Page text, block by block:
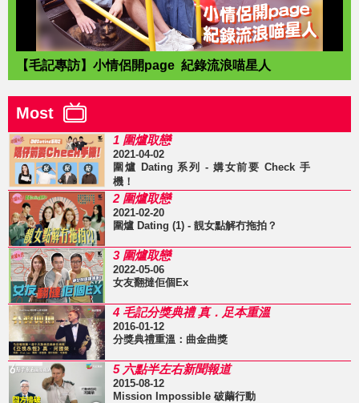
【毛記專訪】小情侶開page 紀錄流浪喵星人
Most
1 圍爐取戀
2021-04-02
圍爐 Dating 系列 - 媾女前要 Check 手
機！
2 圍爐取戀
2021-02-20
圍爐 Dating (1) - 靚女點解冇拖拍？
3 圍爐取戀
2022-05-06
女友翻撻佢個Ex
4 毛記分獎典禮 真．足本重溫
2016-01-12
分獎典禮重溫：曲金曲獎
5 六點半左右新聞報道
2015-08-12
Mission Impossible 破繭行動